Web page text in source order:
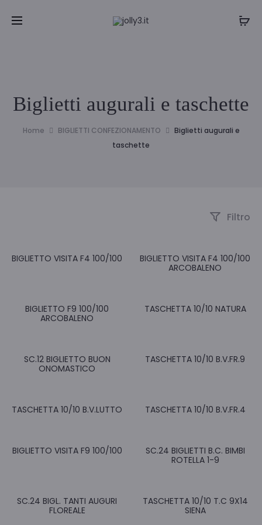
Biglietti augurali e taschette
Home BIGLIETTI CONFEZIONAMENTO
Biglietti augurali e
taschette
Filtro
BIGLIETTO VISITA F4 100/100
BIGLIETTO VISITA F4 100/100
ARCOBALENO
BIGLIETTO F9 100/100
ARCOBALENO
TASCHETTA 10/10 NATURA
SC.12 BIGLIETTO BUON
ONOMASTICO
TASCHETTA 10/10 B.V.FR.9
TASCHETTA 10/10 B.V.LUTTO TASCHETTA 10/10 B.V.FR.4
BIGLIETTO VISITA F9 100/100
SC.24 BIGLIETTI B.C. BIMBI
ROTELLA 1-9
SC.24 BIGL. TANTI AUGURI
FLOREALE
TASCHETTA 10/10 T.C 9X14
SIENA